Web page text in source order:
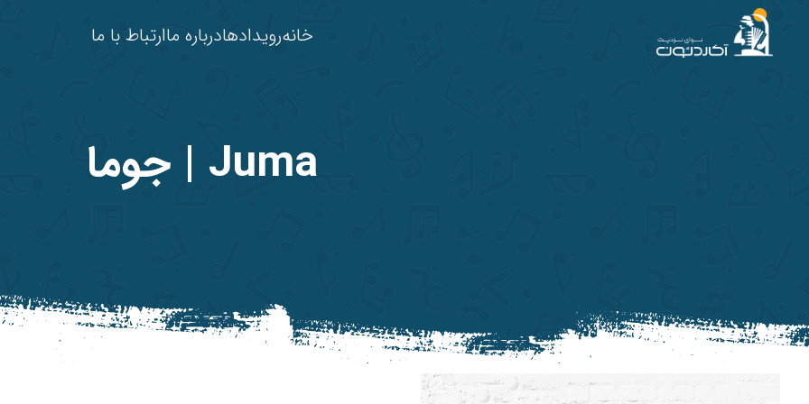
آکاردئون خانهرویدادهادرباره ماارتباط با ما
Juma | جوما